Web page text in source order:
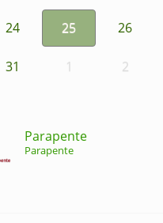
24 25 26
31 1 2
Parapente
Parapente